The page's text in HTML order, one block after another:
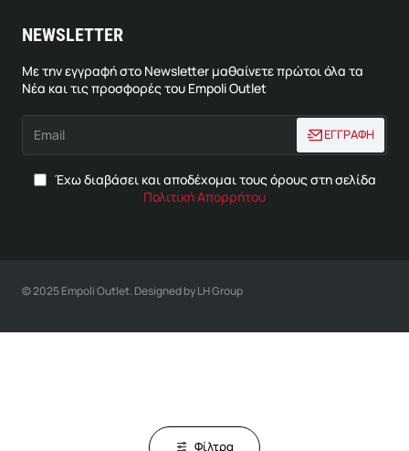
NEWSLETTER
Με την εγγραφή στο Newsletter μαθαίνετε πρώτοι όλα τα
Νέα και τις προσφορές του Empoli Outlet
Email
ΕΓΓΡΑΦΗ
Έχω διαβάσει και αποδέχομαι τους όρους στη σελίδα
Πολιτική Απορρήτου
© 2025 Empoli Outlet. Designed by LH Group
Φίλτρα